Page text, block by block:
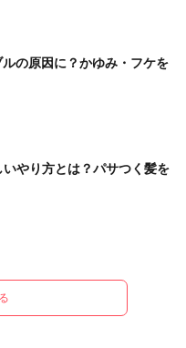
の原因に？かゆみ・フケを
いやり方とは？パサつく髪を